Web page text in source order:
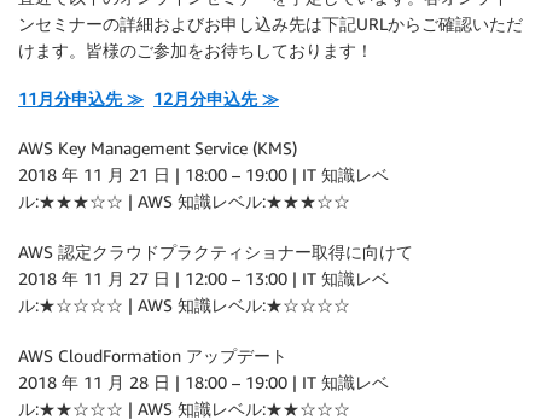
ンセミナーの詳細およびお申し込み先は下記URLからご確認いただ
けます。皆様のご参加をお待ちしております！
11月分申込先 ≫ 12月分申込先 ≫
AWS Key Management Service (KMS)
2018 年 11 月 21 日 | 18:00 – 19:00 | IT 知識レベ
ル:★★★☆☆ | AWS 知識レベル:★★★☆☆
AWS 認定クラウドプラクティショナー取得に向けて
2018 年 11 月 27 日 | 12:00 – 13:00 | IT 知識レベ
ル:★☆☆☆☆ | AWS 知識レベル:★☆☆☆☆
AWS CloudFormation アップデート
2018 年 11 月 28 日 | 18:00 – 19:00 | IT 知識レベ
ル:★★☆☆☆ | AWS 知識レベル:★★☆☆☆